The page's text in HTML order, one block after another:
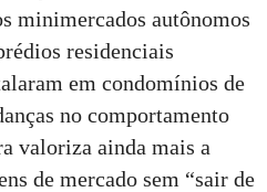
minimercados autônomos
residenciais
em condomínios de
no comportamento
valoriza ainda mais a
de mercado sem “sair de